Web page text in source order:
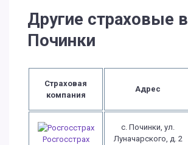
Другие страховые в
Починки
Страховая
компания
Адрес
Росгосстрах
с. Починки, ул.
Луначарского, д. 2